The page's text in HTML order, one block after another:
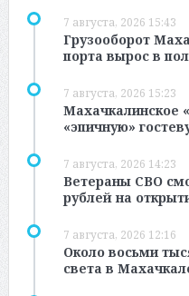
7 августа, 2026 15:43
Грузооборот
порта вырос в
7 августа, 2026 15:23
Махачкалинское
«эпичную»
7 августа, 2026 14:23
Ветераны СВО
рублей на
7 августа, 2026 12:16
Около восьми
света в